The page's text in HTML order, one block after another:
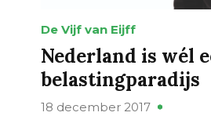
De Vijf van Eijff
Nederland is wél
belastingparadijs
18 december 2017